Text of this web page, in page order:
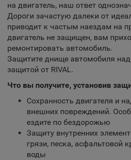
на двигатель, наш ответ
Дороги зачастую далеки от
приводит к частым наездам на
двигатель не защищен, вам
ремонтировать автомобиль.
Защитите днище автомобиля
защитой от RIVAL.
Что вы получите, установив
Сохранность двигателя и
внешних повреждений.
ездите по бездорожью
Защиту внутренних
грязи, песка, асфальтовой
воды